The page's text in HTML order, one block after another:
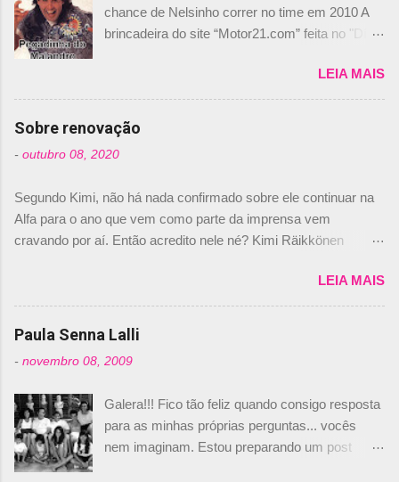
chance de Nelsinho correr no time em 2010 A
brincadeira do site “Motor21.com” feita no "Día
de abril –, afirmando que Nelson Piquet havia
comprado 15% das ações da Campos, dando,
com isso, um lugar no time a Nelsinho Piquet,
foi esclarecida de uma vez por todas por
Daniele Audetto, diretor da escuderia. O
não será o companheiro de Bruno Senna em
2010. "Na verdade, nós recebemos uma oferta
de Piquet", admitiu Audetto. “Mas depois de ter
dois brasileiros”, explicou, dizendo ainda que
não tem nada contra o filho do tricampeão
Nelson Piquet. “Ele é um bom piloto, rápido e
experiente.” Audetto disse ainda que a suposta
não corresponde à realidade. “O suposto 15%
de investimento seria menor do que aquilo que
outros pilotos podem trazer: italianos, r...
LEIA MAIS
Sobre renovação
- outubro 08, 2020
Segundo Kimi, não há nada confirmado sobre ele continuar na
Alfa para o ano que vem como parte da imprensa vem
cravando por aí. Então acredito nele né? Kimi Räikkönen
truth but I’ve never had an option in my contract so that’s
should, pretty much, tell you that it’s not true." #Kimi7 #EifelGP
#AlfaRomeoRacing pic.twitter.com/77EDVn39Ia — Kimi
Romain falando sobre o fato do Iceman estar há tantos anos na
@RGrosjean ! #EifelGP 🇩🇪 #F1
pic.twitter.com/GSAu1LWnwW — Formula 1 (@F1) October 8,
2020 Beijinhos, Ludy
LEIA MAIS
Paula Senna Lalli
- novembro 08, 2009
Galera!!! Fico tão feliz quando consigo resposta
para as minhas próprias perguntas... vocês
nem imaginam. Estou preparando um post